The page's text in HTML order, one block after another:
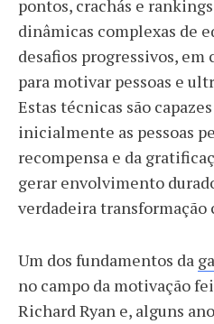
pontos, crachás e
dinâmicas complexas de
desafios progressivos, em
para motivar pessoas e
Estas técnicas são
inicialmente as pessoas
recompensa e da
gerar envolvimento
verdadeira
Um dos fundamentos da
no campo da motivação
Richard Ryan e, alguns